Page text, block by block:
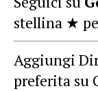
stellina ★
Aggiungi
preferita su